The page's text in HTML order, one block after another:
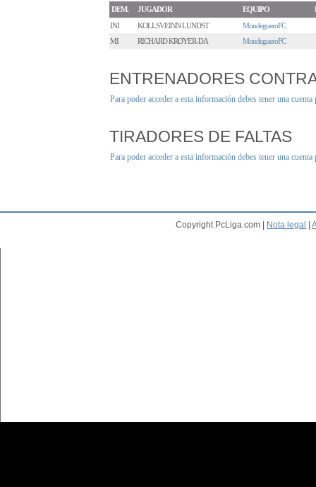
DEM. JUGADOR EQUIPO
INI
KOLLSVEINN LUNDST
MondegueroFC
MI
RICHARD KRØYER-DA MondegueroFC
ENTRENADORES
Para poder acceder a esta información debes tener una
TIRADORES DE FALTAS
Para poder acceder a esta información debes tener una
Copyright PcLiga.com | Nota legal |